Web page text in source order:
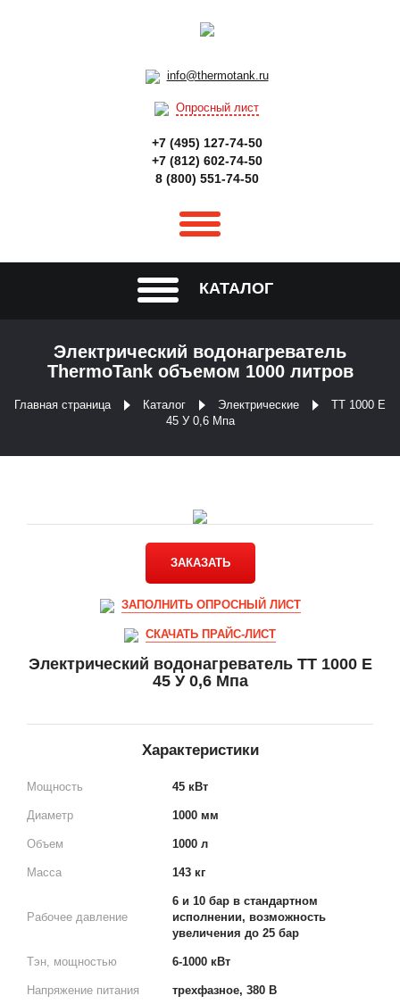
info@thermotank.ru
Опросный лист
+7 (495) 127-74-50
+7 (812) 602-74-50
8 (800) 551-74-50
КАТАЛОГ
Электрический водонагреватель
ThermoTank объемом 1000 литров
Главная страница Каталог Электрические
ТТ 1000 E
45 У 0,6 Мпа
ЗАКАЗАТЬ
ЗАПОЛНИТЬ ОПРОСНЫЙ ЛИСТ
СКАЧАТЬ ПРАЙС-ЛИСТ
Электрический водонагреватель ТТ 1000 E
45 У 0,6 Мпа
Характеристики
Мощность 45 кВт
Диаметр 1000 мм
Объем 1000 л
Масса 143 кг
Рабочее давление
6 и 10 бар в стандартном
исполнении, возможность
увеличения до 25 бар
Тэн, мощностью 6-1000 кВт
Напряжение питания трехфазное, 380 В